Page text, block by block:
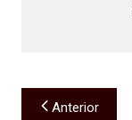
Navegación
Anterior